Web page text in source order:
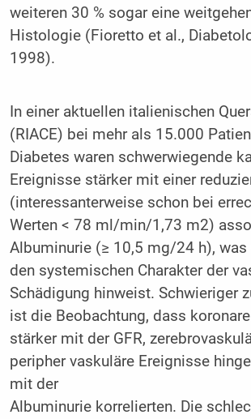
weiteren 30 % sogar eine
Histologie (Fioretto et al.,
1998).
In einer aktuellen italienischen
(RIACE) bei mehr als 15.000
Diabetes waren schwerwiegende
Ereignisse stärker mit einer
(interessanterweise schon bei
Werten < 78 ml/min/1,73 m2)
Albuminurie (≥ 10,5 mg/24 h),
den systemischen Charakter der
Schädigung hinweist. Schwieriger
ist die Beobachtung, dass
stärker mit der GFR,
peripher vaskuläre Ereignisse
mit der
Albuminurie korrelierten. Die